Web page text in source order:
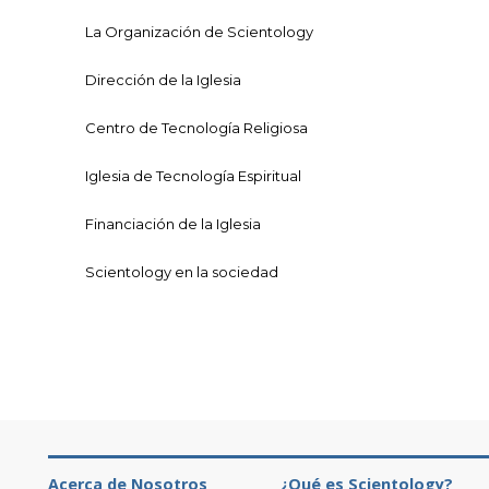
La Organización de Scientology
Dirección de la Iglesia
Centro de Tecnología Religiosa
Iglesia de Tecnología Espiritual
Financiación de la Iglesia
Scientology en la sociedad
Acerca de Nosotros ¿Qué es Scientology?